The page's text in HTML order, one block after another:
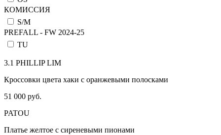
КОМИССИЯ
S/M
PREFALL - FW 2024-25
TU
3.1 PHILLIP LIM
Кроссовки цвета хаки с оранжевыми полосками
51 000 руб.
PATOU
Платье желтое с сиреневыми пионами